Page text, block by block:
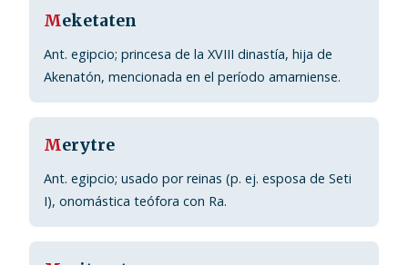
Meketaten
Ant. egipcio; princesa de la XVIII dinastía, hija de
Akenatón, mencionada en el período amarniense.
Merytre
Ant. egipcio; usado por reinas (p. ej. esposa de Seti
I), onomástica teófora con Ra.